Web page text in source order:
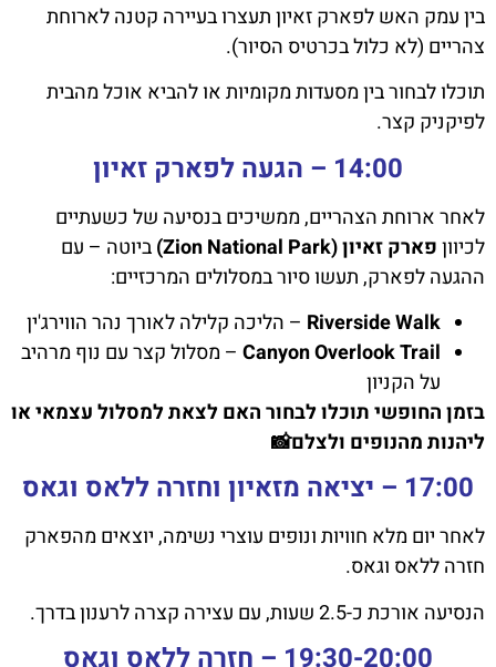
בין עמק האש לפארק זאיון תעצרו בעיירה קטנה לארוחת
צהריים (לא כלול בכרטיס הסיור).
תוכלו לבחור בין מסעדות מקומיות או להביא אוכל מהבית
לפיקניק קצר.
14:00 – הגעה לפארק זאיון
לאחר ארוחת הצהריים, ממשיכים בנסיעה של כשעתיים
לכיווןפארק זאיון (Zion National Park)
ביוטה – עם
ההגעה לפארק, תעשו סיור במסלולים המרכזיים:
Riverside Walk – הליכה קלילה לאורך נהר הווירג'ין
Canyon Overlook Trail – מסלול קצר עם נוף מרהיב
על הקניון
בזמן החופשי תוכלו לבחור האם לצאת למסלול עצמאי או
ליהנות מהנופים ולצלם📸
17:00 – יציאה מזאיון וחזרה ללאס וגאס
לאחר יום מלא חוויות ונופים עוצרי נשימה, יוצאים מהפארק
חזרה ללאס וגאס.
הנסיעה אורכת כ-2.5 שעות, עם עצירה קצרה לרענון בדרך.
19:30-20:00 – חזרה ללאס וגאס